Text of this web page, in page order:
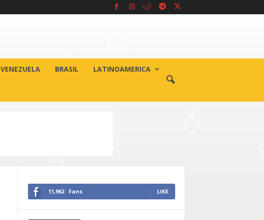
VENEZUELA BRASIL LATINOAMERICA
11,962 Fans LIKE